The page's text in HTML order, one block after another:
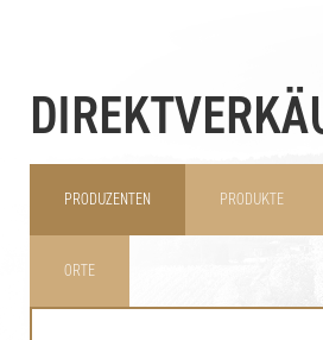
PRODUZENTEN PRODUKTE
ORTE